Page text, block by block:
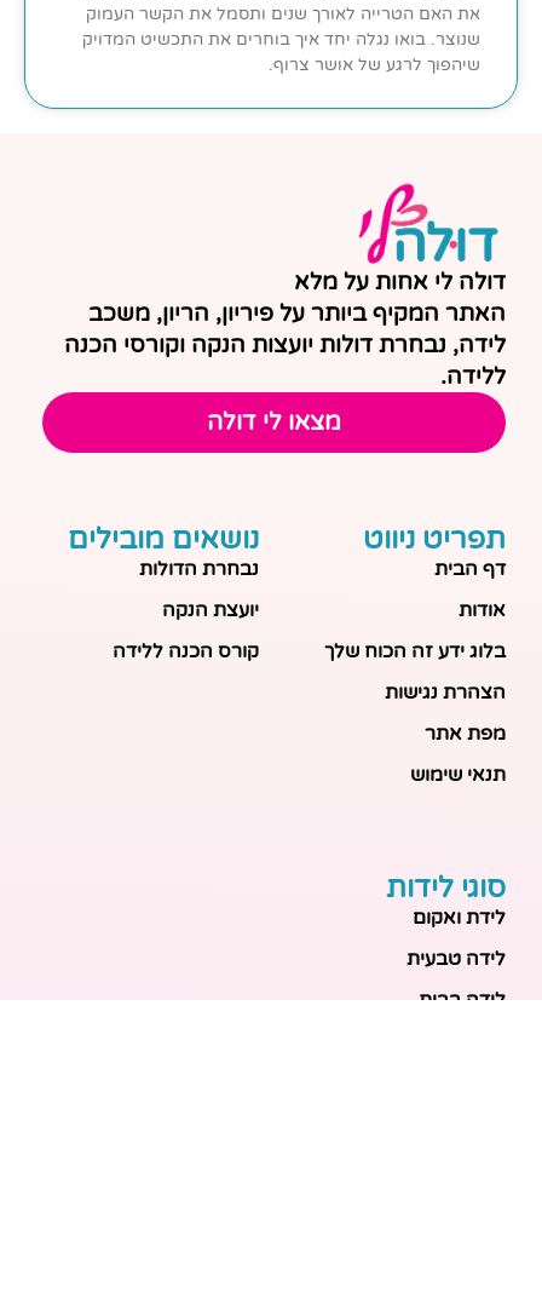
את האם הטרייה לאורך שנים ותסמל את הקשר העמוק
שנוצר. בואו נגלה יחד איך בוחרים את התכשיט המדויק
שיהפוך לרגע של אושר צרוף.
דולה לי אחות על מלא
האתר המקיף ביותר על פיריון, הריון, משכב
לידה, נבחרת דולות יועצות הנקה וקורסי הכנה
ללידה.
מצאו לי דולה
תפריט ניווט
דף הבית
אודות
בלוג ידע זה הכוח שלך
הצהרת נגישות
מפת אתר
תנאי שימוש
נושאים מובילים
נבחרת הדולות
יועצת הנקה
קורס הכנה ללידה
סוגי לידות
לידת ואקום
לידה טבעית
לידה בבית